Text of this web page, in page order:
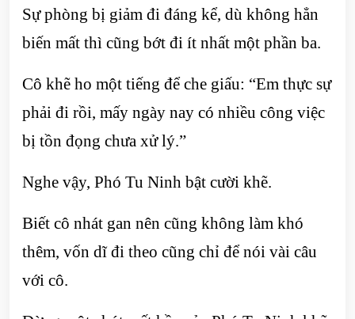
Sự phòng bị giảm đi đáng kể, dù không hẳn
biến mất thì cũng bớt đi ít nhất một phần ba.
Cô khẽ ho một tiếng để che giấu: “Em thực sự
phải đi rồi, mấy ngày nay có nhiều công việc
bị tồn đọng chưa xử lý.”
Nghe vậy, Phó Tu Ninh bật cười khẽ.
Biết cô nhát gan nên cũng không làm khó
thêm, vốn dĩ đi theo cũng chỉ để nói vài câu
với cô.